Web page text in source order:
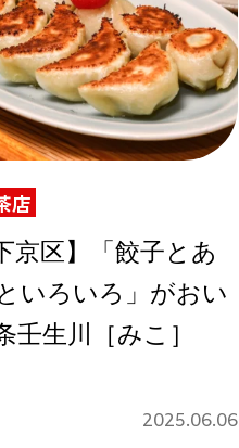
店
京区】「餃子とあ
いろいろ」がおい
壬生川［みこ］
2025.06.06